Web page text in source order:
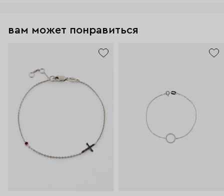
вам может понравиться